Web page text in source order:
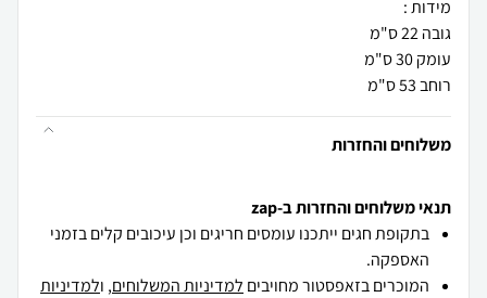
רוחב 53 ס"מ
משלוחים והחזרות
תנאי משלוחים והחזרות ב-zap
בתקופת חגים ייתכנו עומסים חריגים וכן עיכובים קלים בזמני
האספקה.
המוכרים בזאפסטור מחויבים למדיניות המשלוחים, ולמדיניות